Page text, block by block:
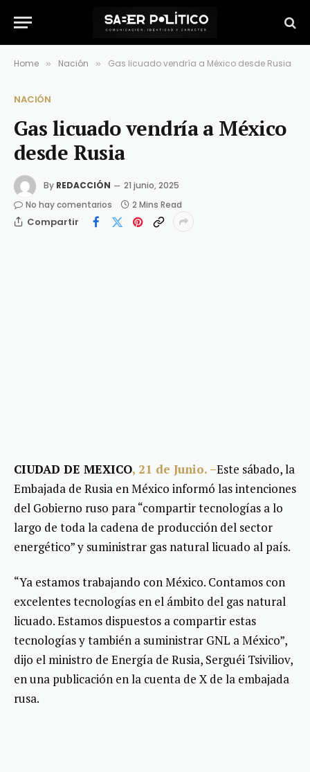
Home » Nación » Gas licuado vendría a México desde Rusia
NACIÓN
Gas licuado vendría a México
desde Rusia
By REDACCIÓN
21 junio, 2025
No hay comentarios
2 Mins Read
Compartir
CIUDAD DE MEXICO, 21 de Junio. –Este sábado, la
Embajada de Rusia en México informó las intenciones
del Gobierno ruso para “compartir tecnologías a lo
largo de toda la cadena de producción del sector
energético” y suministrar gas natural licuado al país.
“Ya estamos trabajando con México. Contamos con
excelentes tecnologías en el ámbito del gas natural
licuado. Estamos dispuestos a compartir estas
tecnologías y también a suministrar GNL a México”,
dijo el ministro de Energía de Rusia, Serguéi Tsiviliov,
en una publicación en la cuenta de X de la embajada
rusa.